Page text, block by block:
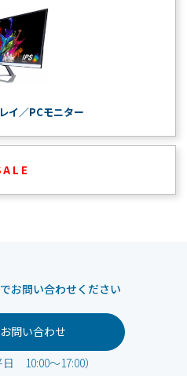
イ／PCモニター
A L E
お問い合わせください
問い合わせ
日 10:00～17:00）